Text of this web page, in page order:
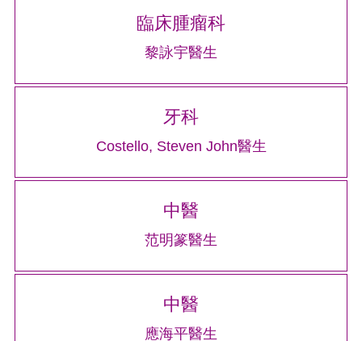
臨床腫瘤科
黎詠宇醫生
牙科
Costello, Steven John醫生
中醫
范明篆醫生
中醫
應海平醫生